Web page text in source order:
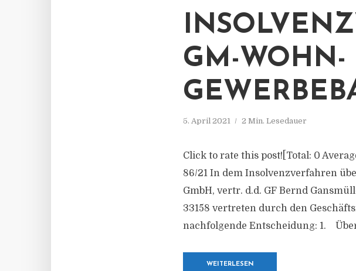
GM-WOHN-
5. April 2021 2 Min. Lesedauer
Click to rate this post![Total: 0
86/21 In dem Insolvenzverfahren
GmbH, vertr. d.d. GF Bernd
33158 vertreten durch den
nachfolgende Entscheidung: 1.
WEITERLESEN